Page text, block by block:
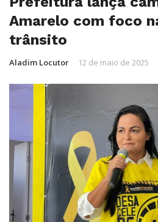
Amarelo com foco
trânsito
Aladim Locutor 12 de maio de 2025